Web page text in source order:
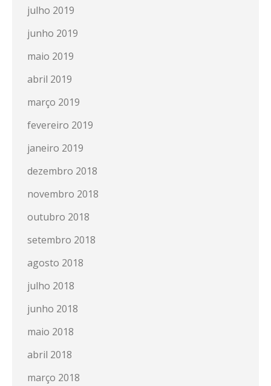
julho 2019
junho 2019
maio 2019
abril 2019
março 2019
fevereiro 2019
janeiro 2019
dezembro 2018
novembro 2018
outubro 2018
setembro 2018
agosto 2018
julho 2018
junho 2018
maio 2018
abril 2018
março 2018